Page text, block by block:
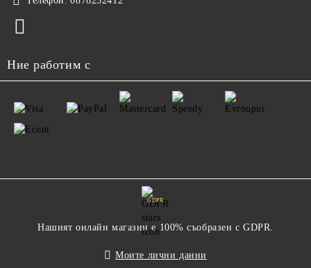
Ние работим с
GDPR
Нашият онлайн магазин е 100% съобразен с GDPR.
Моите лични данни